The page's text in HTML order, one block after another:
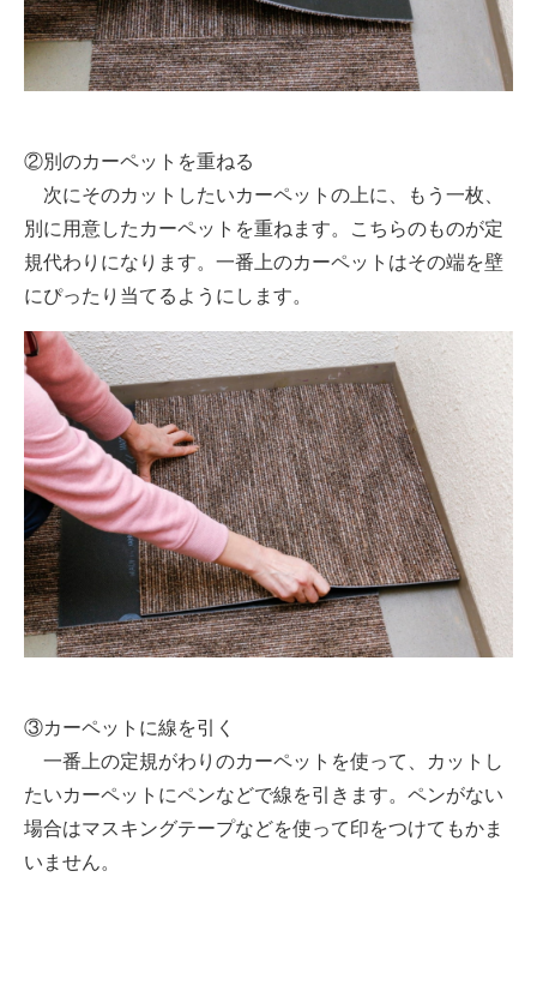
②別のカーペットを重ねる
次にそのカットしたいカーペットの上に、もう一枚、
別に用意したカーペットを重ねます。こちらのものが定
規代わりになります。一番上のカーペットはその端を壁
にぴったり当てるようにします。
③カーペットに線を引く
一番上の定規がわりのカーペットを使って、カットし
たいカーペットにペンなどで線を引きます。ペンがない
場合はマスキングテープなどを使って印をつけてもかま
いません。